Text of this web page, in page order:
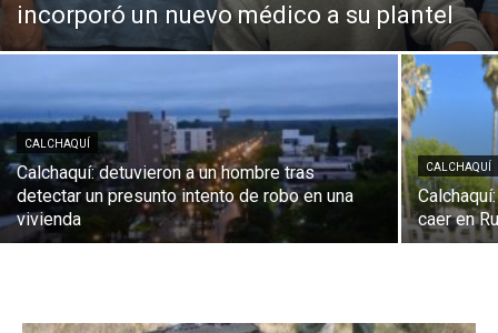
incorporó un nuevo médico a su plantel
CALCHAQUÍ
Calchaquí: detuvieron a un hombre tras
detectar un presunto intento de robo en una
vivienda
CALCHAQUÍ
caer en